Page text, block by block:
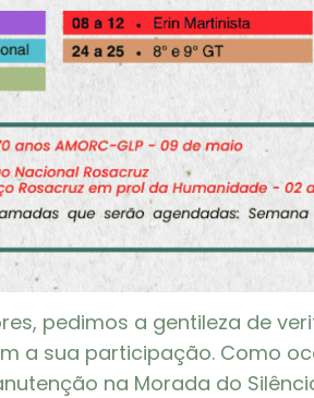
pedimos a gentileza de
a sua participação. Como
na Morada do